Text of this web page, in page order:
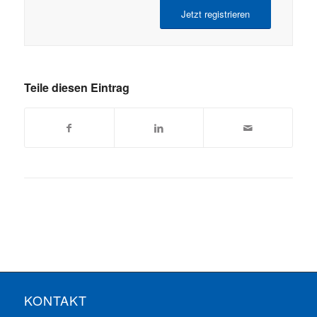
Jetzt registrieren
Teile diesen Eintrag
KONTAKT